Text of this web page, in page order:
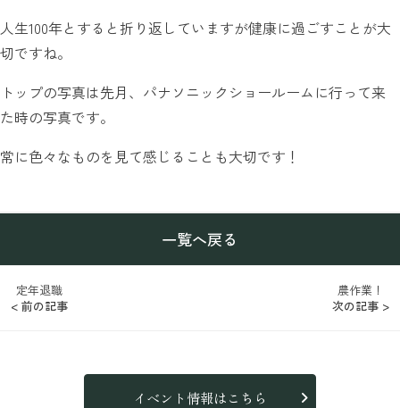
人生100年とすると折り返していますが健康に過ごすことが大
切ですね。
トップの写真は先月、パナソニックショールームに行って来
た時の写真です。
常に色々なものを見て感じることも大切です！
< 前の記事
定年退職
一覧へ戻る
農作業！
次の記事 >
イベント情報はこちら